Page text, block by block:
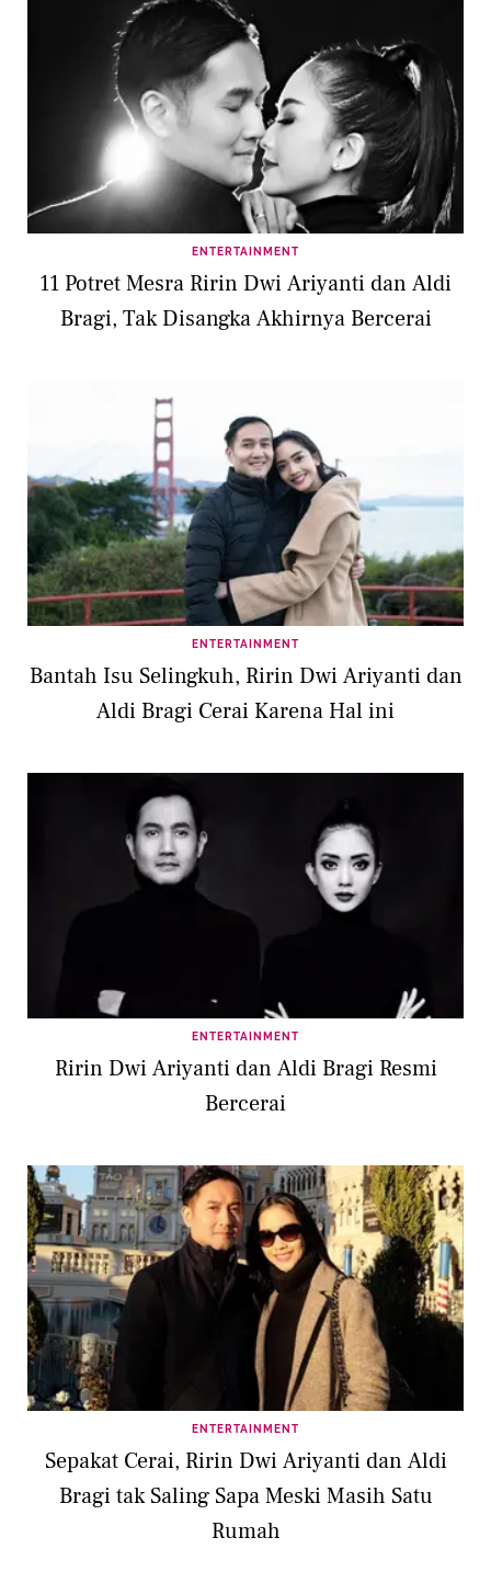
ENTERTAINMENT
11 Potret Mesra Ririn Dwi Ariyanti dan Aldi
Bragi, Tak Disangka Akhirnya Bercerai
ENTERTAINMENT
Bantah Isu Selingkuh, Ririn Dwi Ariyanti dan
Aldi Bragi Cerai Karena Hal ini
ENTERTAINMENT
Ririn Dwi Ariyanti dan Aldi Bragi Resmi
Bercerai
ENTERTAINMENT
Sepakat Cerai, Ririn Dwi Ariyanti dan Aldi
Bragi tak Saling Sapa Meski Masih Satu
Rumah